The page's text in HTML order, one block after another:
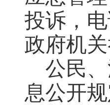
投诉，电
政府机
公民
息公开